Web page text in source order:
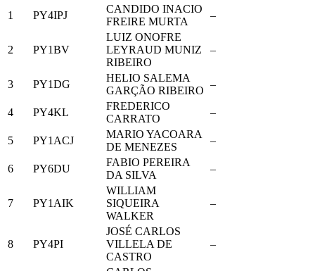
1
PY4IPJ
CANDIDO INACIO
FREIRE MURTA
–
2 PY1BV
LUIZ ONOFRE
LEYRAUD MUNIZ
RIBEIRO
–
3 PY1DG
HELIO SALEMA
GARÇÃO RIBEIRO
–
4 PY4KL
FREDERICO
CARRATO
–
5 PY1ACJ
MARIO YACOARA
DE MENEZES
–
6 PY6DU
FABIO PEREIRA
DA SILVA
–
7 PY1AIK
WILLIAM
SIQUEIRA
WALKER
–
8 PY4PI
JOSÉ CARLOS
VILLELA DE
CASTRO
–